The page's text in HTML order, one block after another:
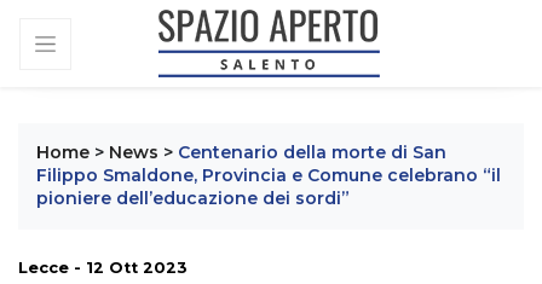
Home > News > Centenario della morte di San
Filippo Smaldone, Provincia e Comune celebrano “il
pioniere dell’educazione dei sordi”
Lecce - 12 Ott 2023